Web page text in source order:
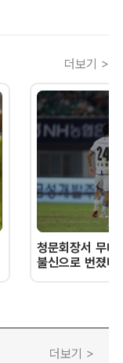
더보기 >
청문회장서 무너
불신으로 번졌
더보기 >